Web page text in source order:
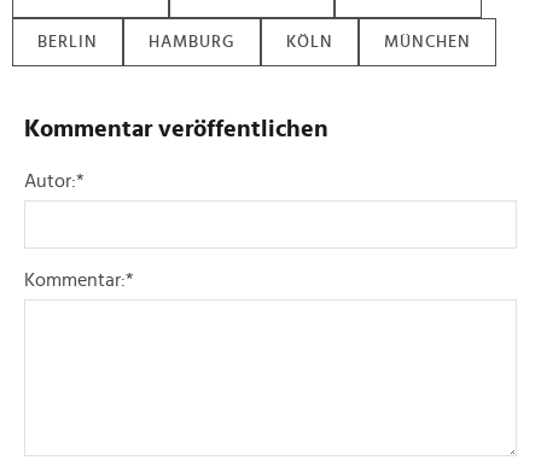
BERLIN HAMBURG KÖLN MÜNCHEN
Kommentar veröffentlichen
Autor:*
Kommentar:*